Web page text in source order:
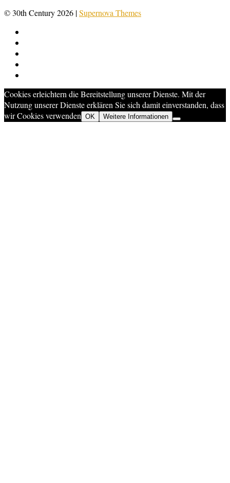
© 30th Century 2026 |Supernova Themes
Cookies erleichtern die Bereitstellung unserer Dienste. Mit der
Nutzung unserer Dienste erklären Sie sich damit einverstanden, dass
wir Cookies verwenden OK Weitere Informationen